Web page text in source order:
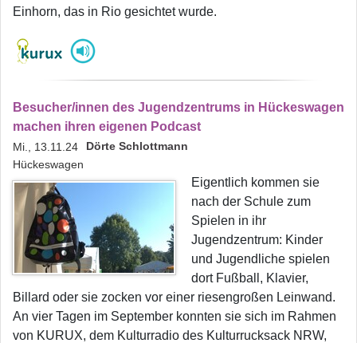
Einhorn, das in Rio gesichtet wurde.
Besucher/innen des Jugendzentrums in Hückeswagen
machen ihren eigenen Podcast
Mi., 13.11.24 Dörte Schlottmann
Hückeswagen
Eigentlich kommen sie
nach der Schule zum
Spielen in ihr
Jugendzentrum: Kinder
und Jugendliche spielen
dort Fußball, Klavier,
Billard oder sie zocken vor einer riesengroßen Leinwand.
An vier Tagen im September konnten sie sich im Rahmen
von KURUX, dem Kulturradio des Kulturrucksack NRW,